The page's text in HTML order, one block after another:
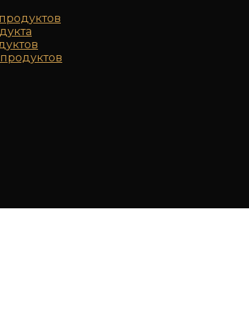
продуктов